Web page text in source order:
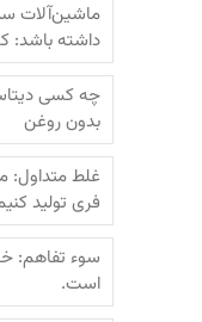
ماشین‌آلات
داشته باشد:
چه کسی
بدون روغن
غلط متداول:
فری تولید
سوء تفاهم:
است.